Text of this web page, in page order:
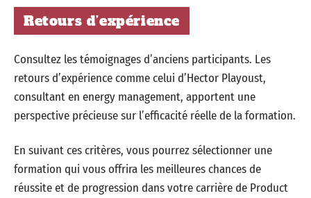
Retours d’expérience
Consultez les témoignages d’anciens participants. Les
retours d’expérience comme celui d’Hector Playoust,
consultant en energy management, apportent une
perspective précieuse sur l’efficacité réelle de la formation.
En suivant ces critères, vous pourrez sélectionner une
formation qui vous offrira les meilleures chances de
réussite et de progression dans votre carrière de Product